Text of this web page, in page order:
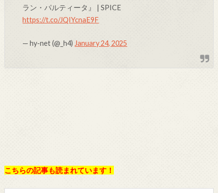
ラン・パルティータ』 | SPICE
https://t.co/JQIYcnaE9F
— hy-net (@_h4) January 24, 2025
こちらの記事も読まれています！